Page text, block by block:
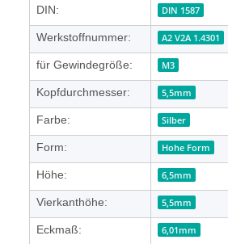
DIN: DIN 1587
Werkstoffnummer: A2 V2A 1.4301
für Gewindegröße: M3
Kopfdurchmesser: 5,5mm
Farbe: Silber
Form: Hohe Form
Höhe: 6,5mm
Vierkanthöhe: 5,5mm
Eckmaß: 6,01mm